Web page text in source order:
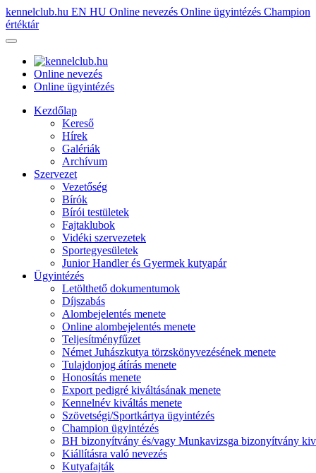
kennelclub.hu EN HU Online nevezés Online ügyintézés Champion
értéktár
Online nevezés
Online ügyintézés
Kezdőlap
Kereső
Hírek
Galériák
Archívum
Szervezet
Vezetőség
Bírók
Bírói testületek
Fajtaklubok
Vidéki szervezetek
Sportegyesületek
Junior Handler és Gyermek kutyapár
Ügyintézés
Letölthető dokumentumok
Díjszabás
Alombejelentés menete
Online alombejelentés menete
Teljesítményfűzet
Német Juhászkutya törzskönyvezésének menete
Tulajdonjog átírás menete
Honosítás menete
Export pedigré kiváltásának menete
Kennelnév kiváltás menete
Szövetségi/Sportkártya ügyintézés
Champion ügyintézés
BH bizonyítvány és/vagy Munkavizsga bizonyítvány
Kiállításra való nevezés
Kutyafajták